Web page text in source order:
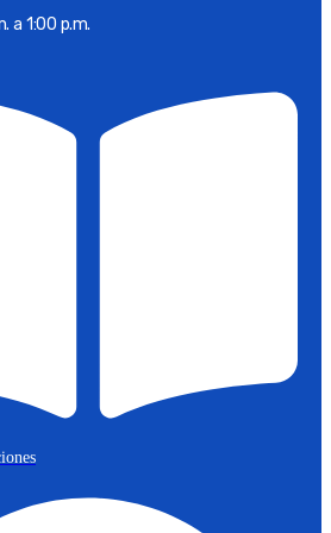
a 1:00 p.m.